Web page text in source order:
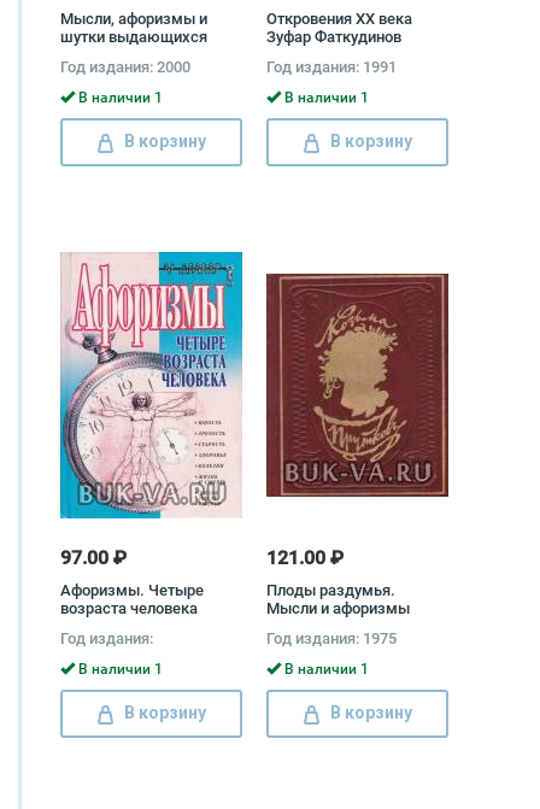
Мысли, афоризмы и
шутки выдающихся
Год издания: 2000
В наличии 1
В корзину
Откровения XX века
Зуфар Фаткудинов
Год издания: 1991
В наличии 1
В корзину
97.00 ₽
Афоризмы. Четыре
возраста человека
Год издания:
В наличии 1
В корзину
121.00 ₽
Плоды раздумья.
Мысли и афоризмы
Год издания: 1975
В наличии 1
В корзину